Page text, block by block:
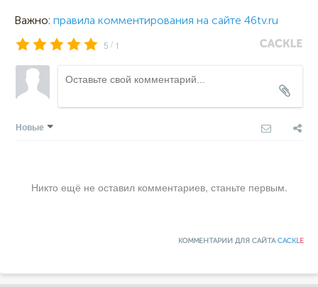
Важно: правила комментирования на сайте 46tv.ru
5 / 1
Новые
Никто ещё не оставил комментариев, станьте первым.
КОММЕНТАРИИ ДЛЯ САЙТАCACKLE